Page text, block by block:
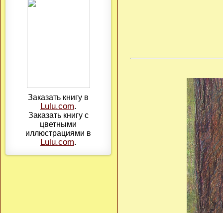
Заказать книгу в
Lulu.com.
Заказать книгу с
цветными
иллюстрациями в
Lulu.com.